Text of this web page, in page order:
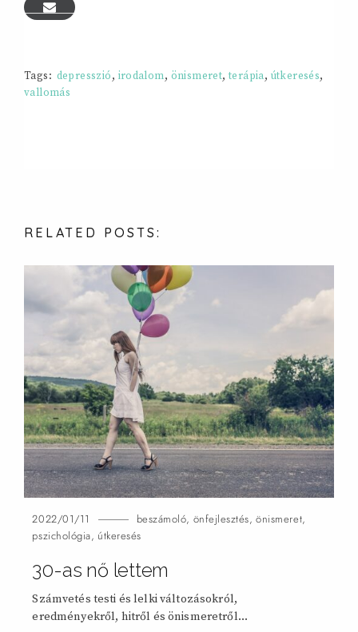
Tags: depresszió, irodalom, önismeret,terápia, útkeresés,
vallomás
RELATED POSTS:
2022/01/11 beszámoló, önfejlesztés,önismeret,
pszichológia, útkeresés
30-as nő lettem
Számvetés testi és lelki változásokról,
eredményekről, hitről és önismeretről…